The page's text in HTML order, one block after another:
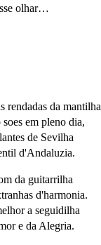
olhar…
rendadas da mantilha
em pleno dia,
de Sevilha
d'Andaluzia.
da guitarrilha
d'harmonia.
a seguidilha
e da Alegria.